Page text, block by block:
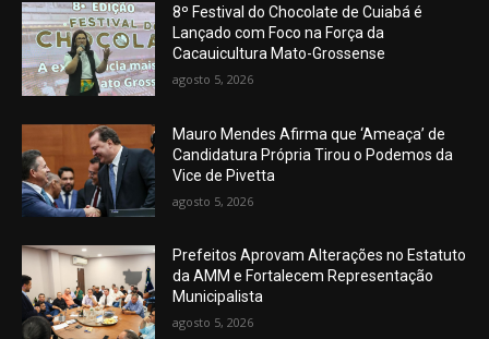
8º Festival do Chocolate de Cuiabá é
Lançado com Foco na Força da
Cacauicultura Mato-Grossense
agosto 5, 2026
Mauro Mendes Afirma que ‘Ameaça’ de
Candidatura Própria Tirou o Podemos da
Vice de Pivetta
agosto 5, 2026
Prefeitos Aprovam Alterações no Estatuto
da AMM e Fortalecem Representação
Municipalista
agosto 5, 2026